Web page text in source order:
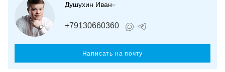
Душухин Иван
+79130660360
Написать на почту